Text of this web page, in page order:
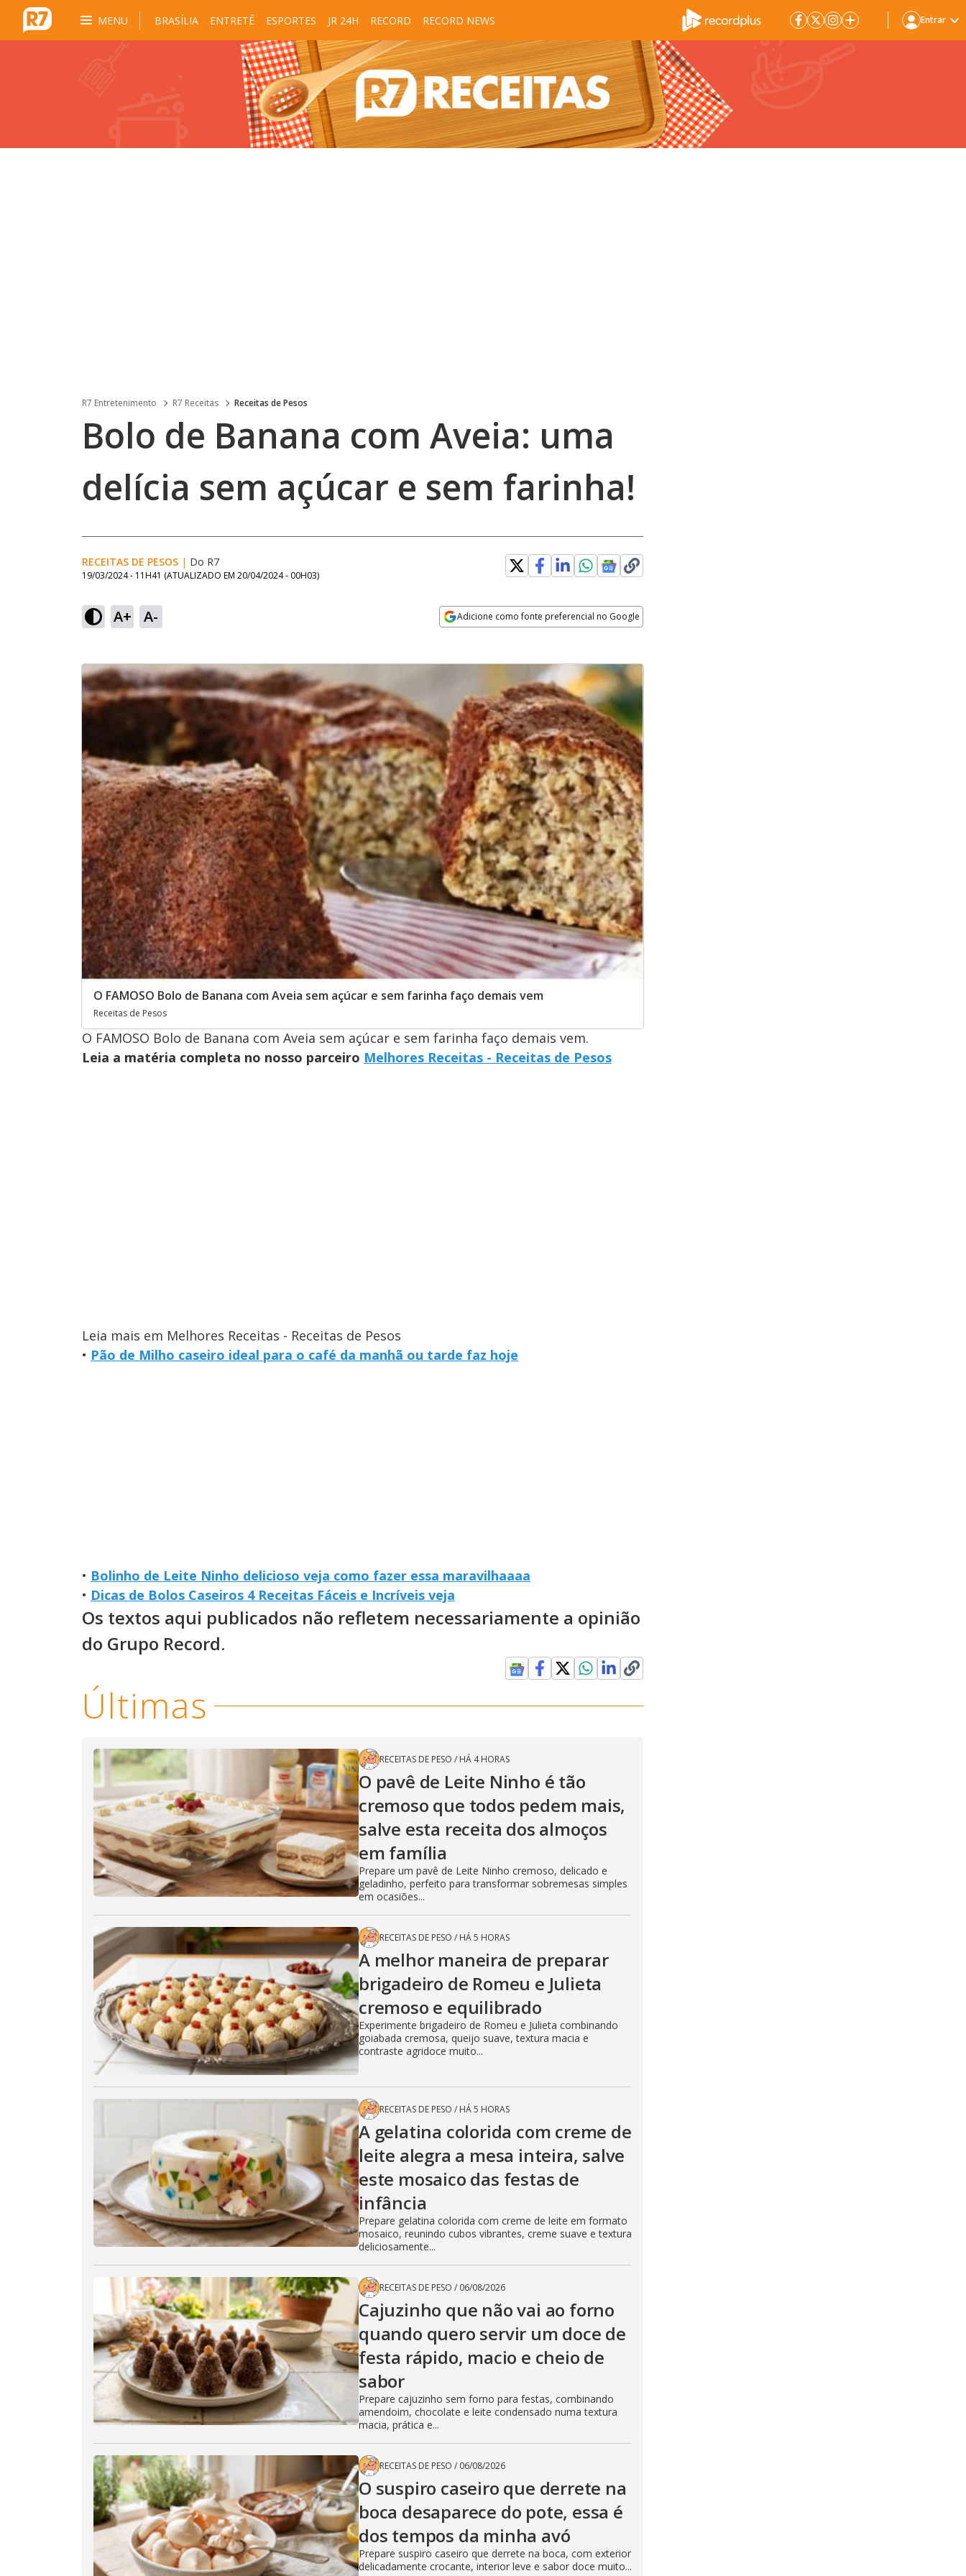
MENU BRASÍLIA ENTRETÊ ESPORTES JR 24H RECORD RECORD NEWS Entrar
R7 Entretenimento R7 Receitas Receitas de Pesos
Bolo de Banana com Aveia: uma
delícia sem açúcar e sem farinha!
RECEITAS DE PESOS | Do R7
19/03/2024 - 11H41 (ATUALIZADO EM 20/04/2024 - 00H03)
A+ A- Adicione como fonte preferencial no Google
O FAMOSO Bolo de Banana com Aveia sem açúcar e sem farinha faço demais vem
Receitas de Pesos
O FAMOSO Bolo de Banana com Aveia sem açúcar e sem farinha faço demais vem.
Leia a matéria completa no nosso parceiro Melhores Receitas - Receitas de Pesos
Leia mais em Melhores Receitas - Receitas de Pesos
• Pão de Milho caseiro ideal para o café da manhã ou tarde faz hoje
• Bolinho de Leite Ninho delicioso veja como fazer essa maravilhaaaa
• Dicas de Bolos Caseiros 4 Receitas Fáceis e Incríveis veja
Os textos aqui publicados não refletem necessariamente a opinião
do Grupo Record.
Últimas
RECEITAS DE PESO / HÁ 4 HORAS
O pavê de Leite Ninho é tão
cremoso que todos pedem mais,
salve esta receita dos almoços
em família
Prepare um pavê de Leite Ninho cremoso, delicado e
geladinho, perfeito para transformar sobremesas simples
em ocasiões...
RECEITAS DE PESO / HÁ 5 HORAS
A melhor maneira de preparar
brigadeiro de Romeu e Julieta
cremoso e equilibrado
Experimente brigadeiro de Romeu e Julieta combinando
goiabada cremosa, queijo suave, textura macia e
contraste agridoce muito...
RECEITAS DE PESO / HÁ 5 HORAS
A gelatina colorida com creme de
leite alegra a mesa inteira, salve
este mosaico das festas de
infância
Prepare gelatina colorida com creme de leite em formato
mosaico, reunindo cubos vibrantes, creme suave e textura
deliciosamente...
RECEITAS DE PESO / 06/08/2026
Cajuzinho que não vai ao forno
quando quero servir um doce de
festa rápido, macio e cheio de
sabor
Prepare cajuzinho sem forno para festas, combinando
amendoim, chocolate e leite condensado numa textura
macia, prática e...
RECEITAS DE PESO / 06/08/2026
O suspiro caseiro que derrete na
boca desaparece do pote, essa é
dos tempos da minha avó
Prepare suspiro caseiro que derrete na boca, com exterior
delicadamente crocante, interior leve e sabor doce muito...